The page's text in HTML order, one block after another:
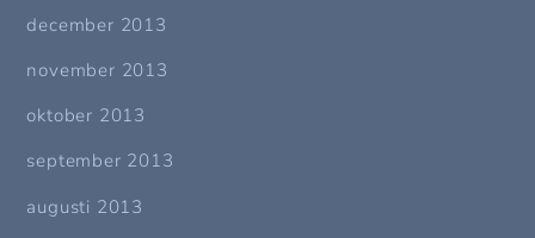
december 2013
november 2013
oktober 2013
september 2013
augusti 2013